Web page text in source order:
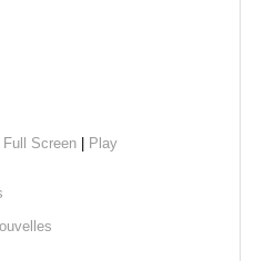
Full Screen
Play